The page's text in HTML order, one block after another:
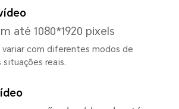
Operacional
9.0 (baseado no